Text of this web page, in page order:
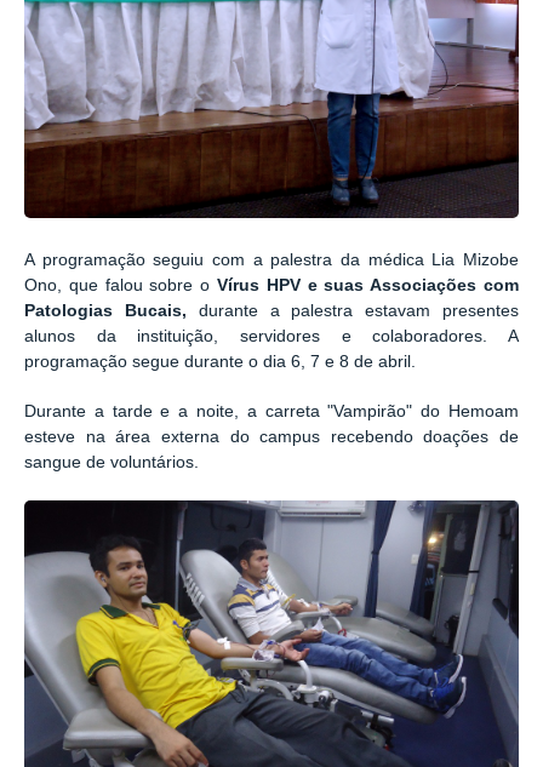
A programação seguiu com a palestra da médica Lia Mizobe
Ono, que falou sobre o Vírus HPV e suas Associações com
Patologias Bucais,
durante a palestra estavam presentes
alunos da instituição, servidores e colaboradores. A
programação segue durante o dia 6, 7 e 8 de abril.
Durante a tarde e a noite, a carreta "Vampirão" do Hemoam
esteve na área externa do campus recebendo doações de
sangue de voluntários.